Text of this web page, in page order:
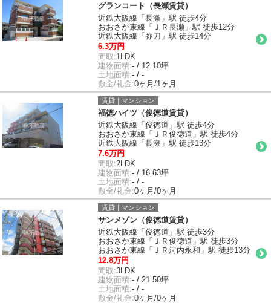
グランコート（長瀬賃貸）
近鉄大阪線「長瀬」駅 徒歩4分
おおさか東線「ＪＲ長瀬」駅 徒歩12分
近鉄大阪線「弥刀」駅 徒歩14分
6.3万円
間取:1LDK
建物面積:- / 12.10坪
土地面積:- / -
敷金/礼金:0ヶ月/1ヶ月
賃貸｜マンション
福徳ハイツ（俊徳道賃貸）
近鉄大阪線「俊徳道」駅 徒歩4分
おおさか東線「ＪＲ俊徳道」駅 徒歩4分
近鉄大阪線「長瀬」駅 徒歩13分
7.6万円
間取:2LDK
建物面積:- / 16.63坪
土地面積:- / -
敷金/礼金:0ヶ月/0ヶ月
賃貸｜マンション
サンメゾン（俊徳道賃貸）
近鉄大阪線「俊徳道」駅 徒歩3分
おおさか東線「ＪＲ俊徳道」駅 徒歩3分
おおさか東線「ＪＲ河内永和」駅 徒歩13分
12.8万円
間取:3LDK
建物面積:- / 21.50坪
土地面積:- / -
敷金/礼金:0ヶ月/0ヶ月